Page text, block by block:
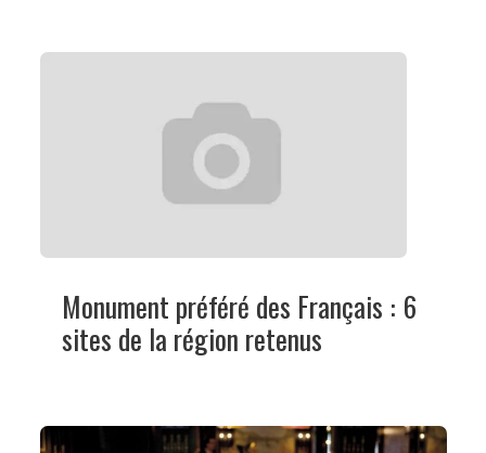
Monument préféré des Français : 6
sites de la région retenus